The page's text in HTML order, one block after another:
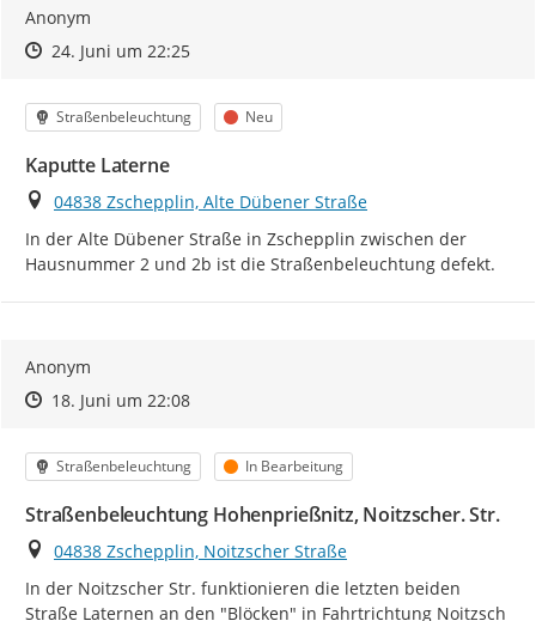
Anonym
Zeitpunkt des Erstellens
Zeitpunkt des Erstellens
24. Juni um 22:25Zur Äußerung
Kategorie
Straßenbeleuchtung Status
Neu
Kaputte Laterne
Ort
04838 Zschepplin, Alte Dübener Straße
In der Alte Dübener Straße in Zschepplin zwischen der
Hausnummer 2 und 2b ist die Straßenbeleuchtung defekt.
Anonym
Zeitpunkt des Erstellens
Zeitpunkt des Erstellens
18. Juni um 22:08Zur Äußerung
Kategorie
Straßenbeleuchtung Status
In Bearbeitung
Straßenbeleuchtung Hohenprießnitz, Noitzscher. Str.
Ort
04838 Zschepplin, Noitzscher Straße
In der Noitzscher Str. funktionieren die letzten beiden
Straße Laternen an den "Blöcken" in Fahrtrichtung Noitzsch